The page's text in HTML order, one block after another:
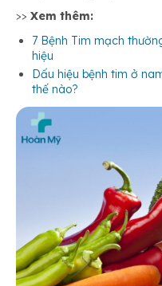
>> Xem thêm:
7 Bệnh Tim mạch
hiệu
Dấu hiệu bệnh tim ở
thế nào?